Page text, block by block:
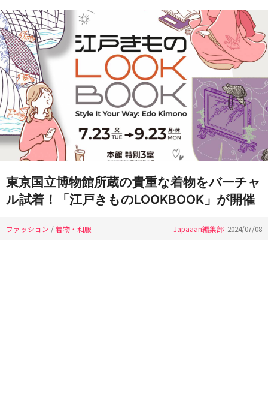
東京国立博物館所蔵の貴重な着物をバーチャ
ル試着！「江戸きものLOOKBOOK」が開催
ファッション /着物・和服 Japaaan編集部 2024/07/08